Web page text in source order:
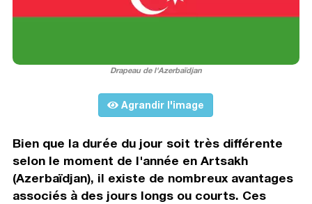
Drapeau de l'Azerbaïdjan
Agrandir l'image
Bien que la durée du jour soit très différente
selon le moment de l'année en Artsakh
(Azerbaïdjan), il existe de nombreux avantages
associés à des jours longs ou courts. Ces